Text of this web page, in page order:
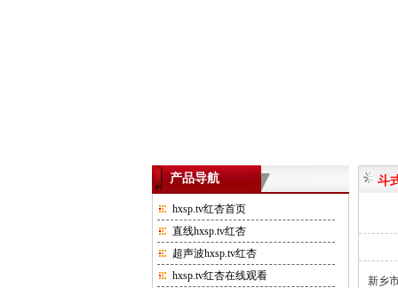
产品导航
hxsp.tv红杏首页
直线hxsp.tv红杏
超声波hxsp.tv红杏
hxsp.tv红杏在线观看
斗
新乡